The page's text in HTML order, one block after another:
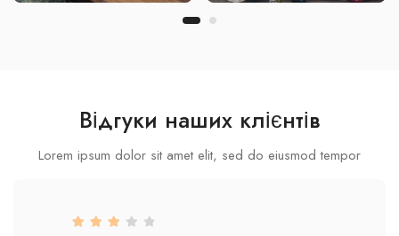
Відгуки наших клієнтів
Lorem ipsum dolor sit amet elit, sed do eiusmod tempor